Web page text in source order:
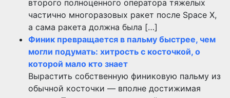
второго полноценного оператора тяжелых
частично многоразовых ракет после Space X,
а сама ракета должна была […]
Финик превращается в пальму быстрее, чем
могли подумать: хитрость с косточкой, о
которой мало кто знает
Вырастить собственную финиковую пальму из
обычной косточки — вполне достижимая